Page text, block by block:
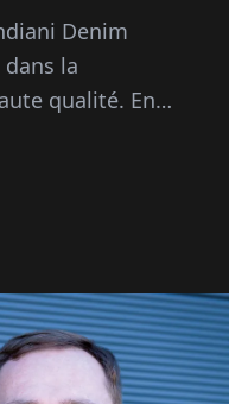
Denim
la
qualité. En
l'habileté
innovantes